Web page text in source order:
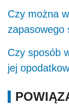
Czy można
zapasowego
Czy sposób
jej